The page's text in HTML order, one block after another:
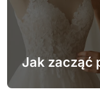
Jak zacząć